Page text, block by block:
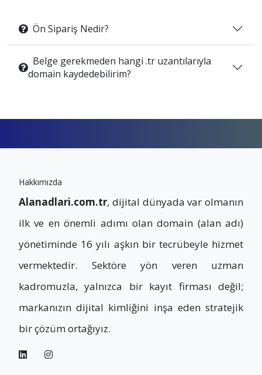
Ön Sipariş Nedir?
Belge gerekmeden hangi .tr uzantılarıyla
domain kaydedebilirim?
Hakkımızda
Alanadlari.com.tr, dijital dünyada var olmanın
ilk ve en önemli adımı olan domain (alan adı)
yönetiminde 16 yılı aşkın bir tecrübeyle hizmet
vermektedir. Sektöre yön veren uzman
kadromuzla, yalnızca bir kayıt firması değil;
markanızın dijital kimliğini inşa eden stratejik
bir çözüm ortağıyız.